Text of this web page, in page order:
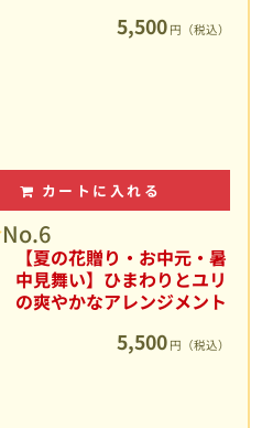
5,500 円（税込）
カートに入れる
No.6
【夏の花贈り・お中元・暑
中見舞い】ひまわりとユリ
の爽やかなアレンジメント
5,500 円（税込）